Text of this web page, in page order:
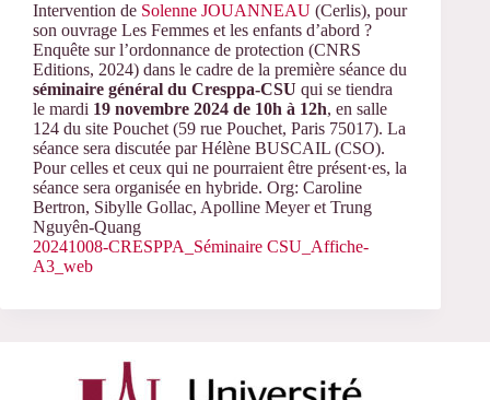
Intervention de Solenne JOUANNEAU (Cerlis), pour
son ouvrage Les Femmes et les enfants d’abord ?
Enquête sur l’ordonnance de protection (CNRS
Editions, 2024) dans le cadre de la première séance du
séminaire général du Cresppa-CSU qui se tiendra
le mardi 19 novembre 2024 de 10h à 12h, en salle
124 du site Pouchet (59 rue Pouchet, Paris 75017). La
séance sera discutée par Hélène BUSCAIL (CSO).
Pour celles et ceux qui ne pourraient être présent·es, la
séance sera organisée en hybride. Org: Caroline
Bertron, Sibylle Gollac, Apolline Meyer et Trung
Nguyên-Quang
20241008-CRESPPA_Séminaire CSU_Affiche-
A3_web